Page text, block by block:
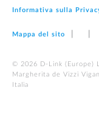
Informativa sulla
Mappa del sito
© 2026 D‑Link (Europe)
Margherita de Vizzi
Italia